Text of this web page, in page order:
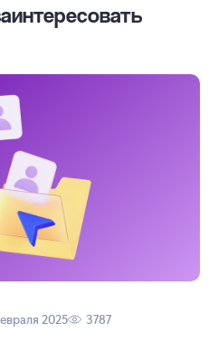
2025 3787